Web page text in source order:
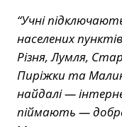
“Учні
населених
Різня, Лумля,
Пиріжки та
найдалі —
піймають —